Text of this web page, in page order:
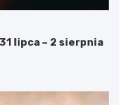
lipca – 2 sierpnia